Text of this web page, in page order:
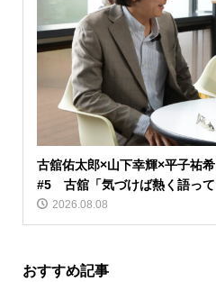
古舘佑太郎×山下幸輝×平子祐
#5 古舘「気づけば熱く語って
2026.08.08
おすすめ記事